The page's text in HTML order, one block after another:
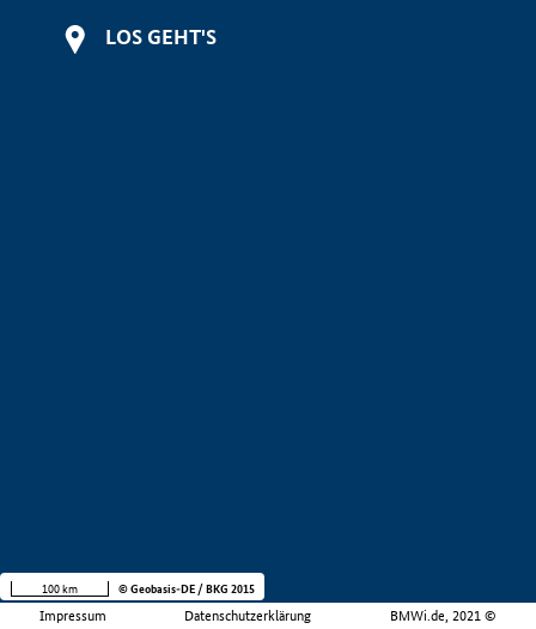
LOS GEHT'S
Impressum Datenschutzerklärung BMWi.de, 2021 ©
100 km © Geobasis-DE / BKG 2015